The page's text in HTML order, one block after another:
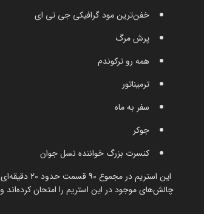
خفن‌ترین مود گرافیکی جی تی ای
پرش مرگ
همه رو ترکوندم
ترمیناتور
سفر به ماه
جوکر
کنسرت بزرگ خواننده نسل جوان
این استریم در مجموع 90 قسمت حدود 20 دقیقه‌ای را شامل می‌شود.
چالش‌های موجود در این استریم را امتحان